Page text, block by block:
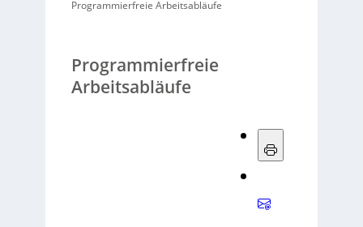
Programmierfreie Arbeitsabläufe
Programmierfreie
Arbeitsabläufe